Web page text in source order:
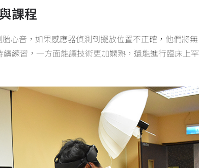
課程
心音，如果感應器偵測到擺放位置不正確，他們將無
練習，一方面能讓技術更加嫻熟，還能進行臨床上罕